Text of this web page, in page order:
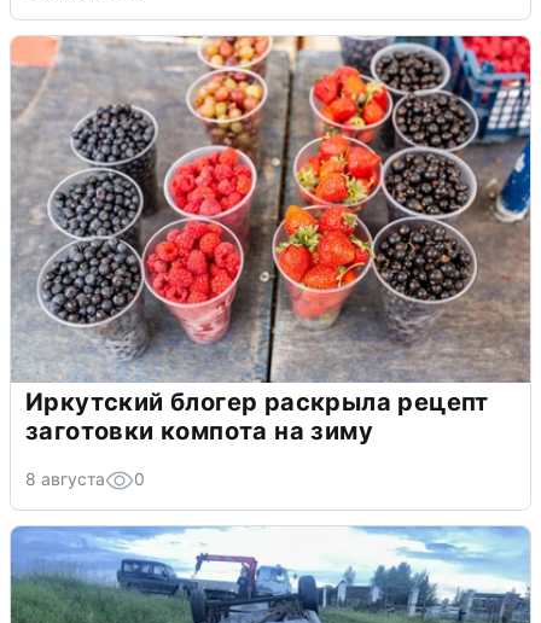
Иркутский блогер раскрыла рецепт
заготовки компота на зиму
8 августа 0